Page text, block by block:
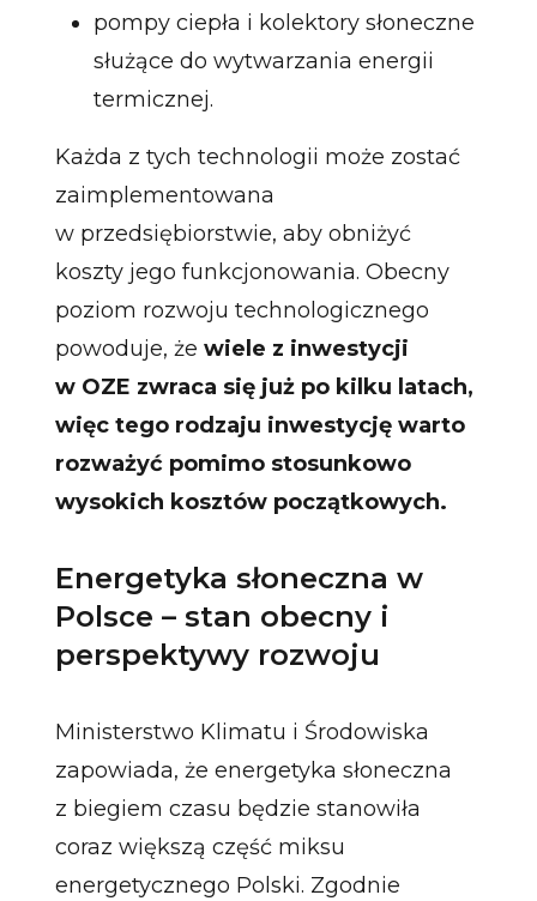
pompy ciepła i kolektory słoneczne
służące do wytwarzania energii
termicznej.
Każda z tych technologii może zostać
zaimplementowana
w przedsiębiorstwie, aby obniżyć
koszty jego funkcjonowania. Obecny
poziom rozwoju technologicznego
powoduje, że wiele z inwestycji
w OZE zwraca się już po kilku latach,
więc tego rodzaju inwestycję warto
rozważyć pomimo stosunkowo
wysokich kosztów początkowych.
Energetyka słoneczna w
Polsce – stan obecny i
perspektywy rozwoju
Ministerstwo Klimatu i Środowiska
zapowiada, że energetyka słoneczna
z biegiem czasu będzie stanowiła
coraz większą część miksu
energetycznego Polski. Zgodnie